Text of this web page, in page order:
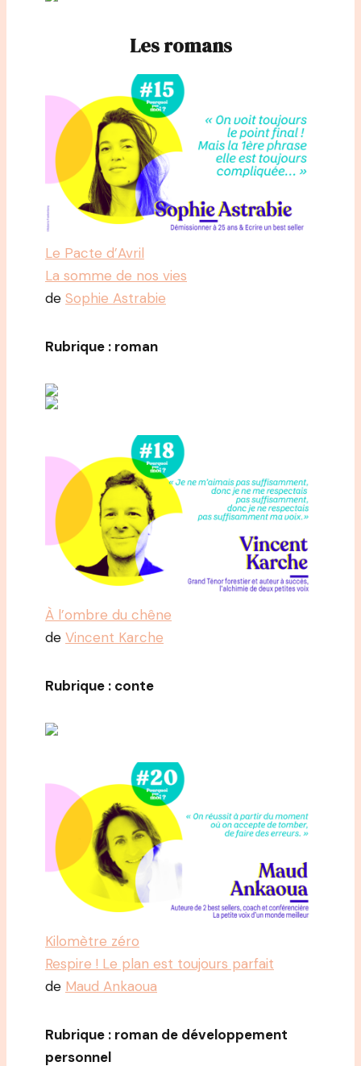
Les romans
Le Pacte d’Avril
La somme de nos vies
de Sophie Astrabie
Rubrique : roman
À l’ombre du chêne
de Vincent Karche
Rubrique : conte
Kilomètre zéro
Respire ! Le plan est toujours parfait
de Maud Ankaoua
Rubrique : roman de développement
personnel